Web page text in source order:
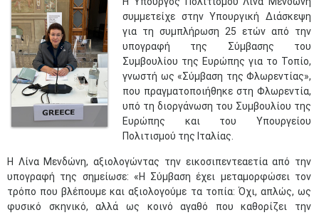
συμμετείχε στην Υπουργική Διάσκεψη
για τη συμπλήρωση 25 ετών από την
υπογραφή της Σύμβασης του
Συμβουλίου της Ευρώπης για το Τοπίο,
γνωστή ως «Σύμβαση της Φλωρεντίας»,
που πραγματοποιήθηκε στη Φλωρεντία,
υπό τη διοργάνωση του Συμβουλίου της
Ευρώπης και του Υπουργείου
Πολιτισμού της Ιταλίας.
Η Λίνα Μενδώνη, αξιολογώντας την εικοσιπεντεαετία από την
υπογραφή της σημείωσε: «Η Σύμβαση έχει μεταμορφώσει τον
τρόπο που βλέπουμε και αξιολογούμε τα τοπία: Όχι, απλώς, ως
φυσικό σκηνικό, αλλά ως κοινό αγαθό που καθορίζει την